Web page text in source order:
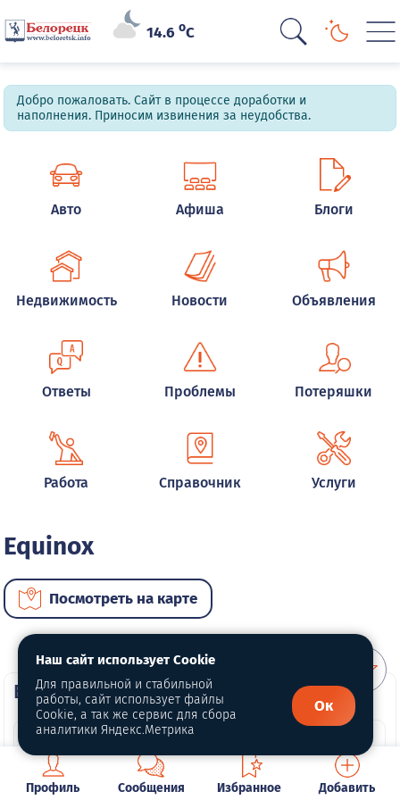
14.6oC
Добро пожаловать. Сайт в процессе доработки и
наполнения. Приносим извинения за неудобства.
Авто Афиша Блоги
Недвижимость Новости Объявления
Ответы Проблемы Потеряшки
Работа Справочник Услуги
Equinox
Посмотреть на карте
ВИП автомобили
Профиль Сообщения Избранное Добавить
Наш сайт использует Cookie
Для правильной и стабильной
работы, сайт использует файлы
Cookie, а так же сервис для сбора
аналитики Яндекс.Метрика
Ок